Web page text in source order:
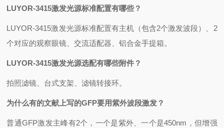
LUYOR-3415激发光源标准配置有哪些？
LUYOR-3415激发光源标准配置有主机（包含2个激发波段）、2
个对应的观察眼镜、交流适配器、铝合金手提箱。
LUYOR-3415激发光源选配有哪些附件？
拍照滤镜、台式支架、滤镜转接环。
为什么有的文献上写的GFP要用紫外波段激发？
普通GFP激发主峰有2个，一个是紫外、一个是450nm，但增强